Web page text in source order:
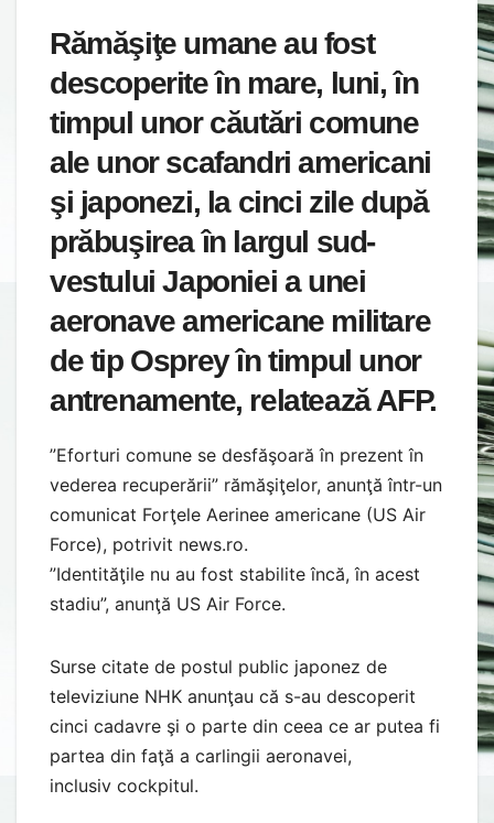
Rămăşiţe umane au fost
descoperite în mare, luni, în
timpul unor căutări comune
ale unor scafandri americani
şi japonezi, la cinci zile după
prăbuşirea în largul sud-
vestului Japoniei a unei
aeronave americane militare
de tip Osprey în timpul unor
antrenamente, relatează AFP.
”Eforturi comune se desfăşoară în prezent în
vederea recuperării” rămăşiţelor, anunţă într-un
comunicat Forţele Aerinee americane (US Air
Force), potrivit news.ro.
”Identităţile nu au fost stabilite încă, în acest
stadiu”, anunţă US Air Force.
Surse citate de postul public japonez de
televiziune NHK anunţau că s-au descoperit
cinci cadavre şi o parte din ceea ce ar putea fi
partea din faţă a carlingii aeronavei,
inclusiv cockpitul.